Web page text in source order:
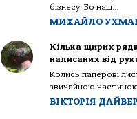
бізнесу. Бо наш...
МИХАЙЛО
Кілька щирих
написаних від
Колись паперові
звичайною
ВІКТОРІЯ ДАЙВЕР